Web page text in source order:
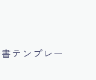
テンプレー